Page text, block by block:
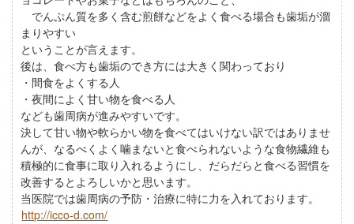
でんぷん質を多く含む煎餅などをよく食べる場合も歯垢が溜
まりやすい
ということが言えます。
後は、食べ方も歯垢のでき方には大きく関わっており
・間食をよくする人
・夜間によく甘い物を食べる人
なども歯周病が進みやすいです。
決して甘い物や軟らかい物を食べてはいけない訳ではありませ
んが、なるべくよく噛まないと食べられないような食物繊維も
積極的に食事に取り入れるようにし、だらだらと食べる習慣を
改善するとよろしいかと思います。
当医院では歯周病の予防・治療に特に力を入れております。
http://icco-d.com/